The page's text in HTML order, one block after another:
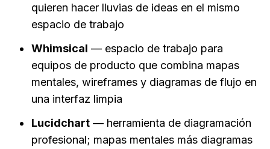
quieren hacer lluvias de ideas en el mismo
espacio de trabajo
Whimsical — espacio de trabajo para
equipos de producto que combina mapas
mentales, wireframes y diagramas de flujo en
una interfaz limpia
Lucidchart — herramienta de diagramación
profesional; mapas mentales más diagramas